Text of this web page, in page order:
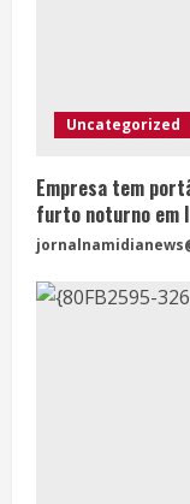
Uncategorized
Empresa tem
furto noturno em